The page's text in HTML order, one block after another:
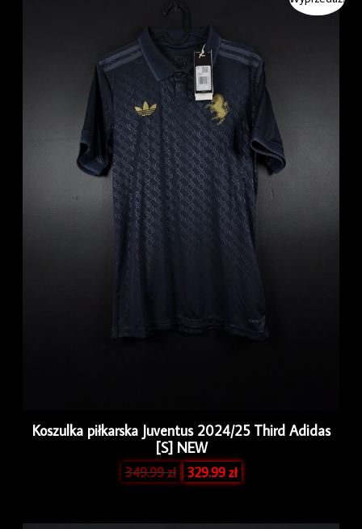
Koszulka piłkarska Juventus 2024/25 Third Adidas
[S] NEW
349.99zł
349.99 zł.
329.99zł
329.99 zł.